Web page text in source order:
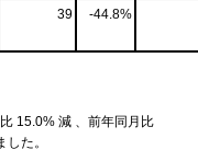
39 -44.8%
15.0% 減 、前年同月比
た。